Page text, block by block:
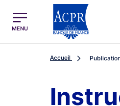
ACPR Menu Principal (French)
MENU
Accueil